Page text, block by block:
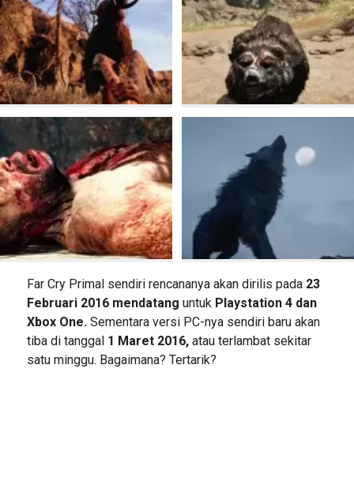
Far Cry Primal sendiri rencananya akan dirilis pada 23
Februari 2016 mendatang untuk Playstation 4 dan
Xbox One.Sementara versi PC-nya sendiri baru akan
tiba di tanggal 1 Maret 2016,atau terlambat sekitar
satu minggu. Bagaimana? Tertarik?